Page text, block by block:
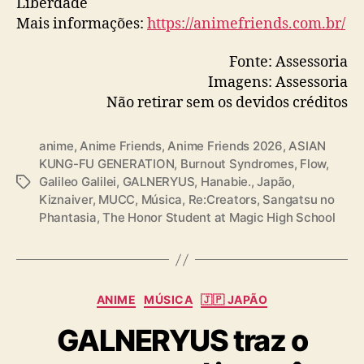
Mais informações: https://animefriends.com.br/
Fonte: Assessoria
Imagens: Assessoria
Não retirar sem os devidos créditos
T
anime,Anime Friends,Anime Friends 2026,ASIAN
KUNG-FU GENERATION, Burnout Syndromes, Flow,
Galileo Galilei, GALNERYUS, Hanabie.,Japão,
Kiznaiver, MUCC, Música, Re:Creators, Sangatsu no
Phantasia,The Honor Student at Magic High School
C
t
e
ANIME MÚSICA 🇯🇵 JAPÃO
GALNERYUS traz o